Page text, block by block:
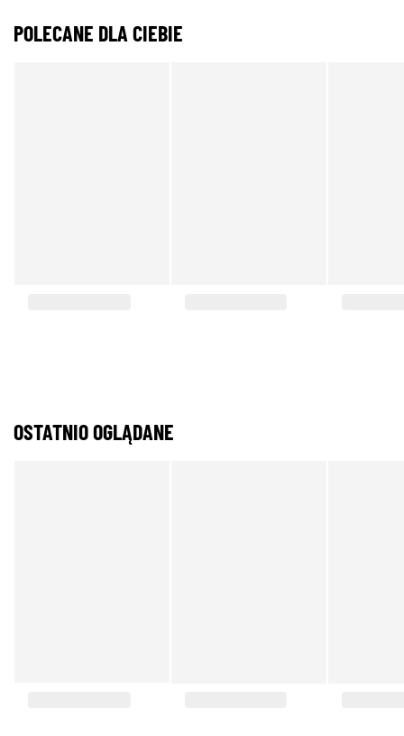
POLECANE DLA CIEBIE
OSTATNIO OGLĄDANE